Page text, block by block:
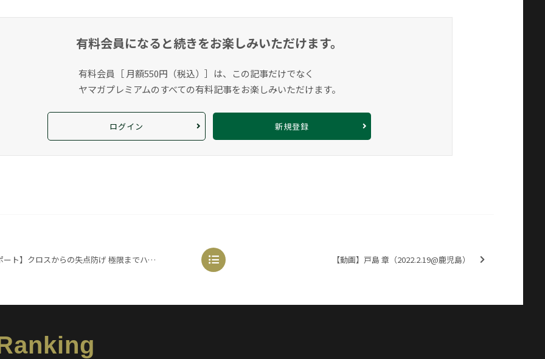
有料会員になると続きをお楽しみいただけます。
有料会員［ 月額550円（税込）］は、この記事だけでなく
ヤマガプレミアムのすべての有料記事をお楽しみいただけます。
ログイン 新規登録
クロスからの失点防げ 極限までハードに（2022.2.18@鹿児島） 【動画】戸島 章（2022.2.19@鹿児島）